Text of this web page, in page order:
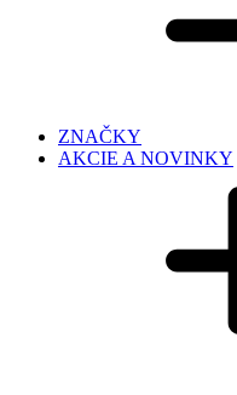
ZNAČKY
AKCIE A NOVINKY